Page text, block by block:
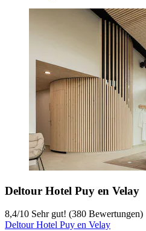
Deltour Hotel Puy en Velay
8,4/10 Sehr gut! (380 Bewertungen)
Deltour Hotel Puy en Velay